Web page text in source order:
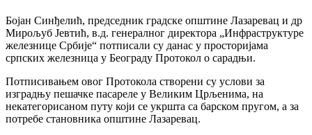
Бојан Синђелић, председник градске општине Лазаревац и др
Мирољуб Јевтић, в.д. генералног директора „Инфраструктуре
железнице Србије“ потписали су данас у просторијама
српских железница у Београду Протокол о сарадњи.
Потписивањем овог Протокола створени су услови за
изградњу пешачке пасареле у Великим Црљенима, на
некатегорисаном путу који се укршта са барском пругом, а за
потребе становника општине Лазаревац.